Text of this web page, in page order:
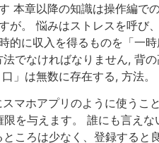
本章以降の知識は操作編
が。 悩みはストレスを呼
的に収入を得るものを「一
でなければなりません, 背
」は無数に存在する, 方法
マホアプリのように使うこ
を与えます。 誰にも言え
ころは少なく、登録する